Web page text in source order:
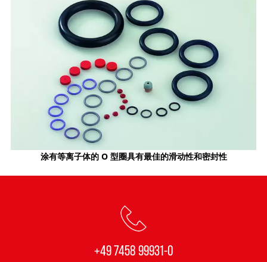
涂有等离子体的 O 型圈具有最佳的滑动性和密封性
+49 7458 99931-0